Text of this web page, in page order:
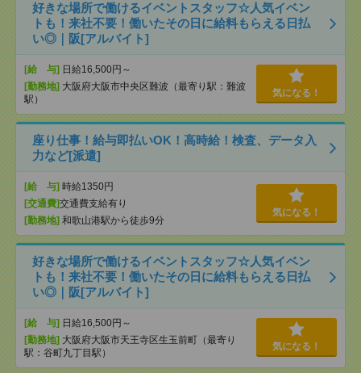
好きな場所で働けるイベントスタッフ☆人気イベン
トも！来社不要！働いたその日に給料もらえる日払
い◎｜阪[アルバイト]
[給 与] 日給16,500円～
[勤務地] 大阪府大阪市中央区難波（最寄り駅：難波
駅）
気になる！
座り仕事！給与即払いOK！高時給！検査、データ入
力など[派遣]
[給 与] 時給1350円
[交通費]交通費支給有り
[勤務地] 和歌山港駅から徒歩9分
気になる！
好きな場所で働けるイベントスタッフ☆人気イベン
トも！来社不要！働いたその日に給料もらえる日払
い◎｜阪[アルバイト]
[給 与] 日給16,500円～
[勤務地] 大阪府大阪市天王寺区生玉前町（最寄り
駅：谷町九丁目駅）
気になる！